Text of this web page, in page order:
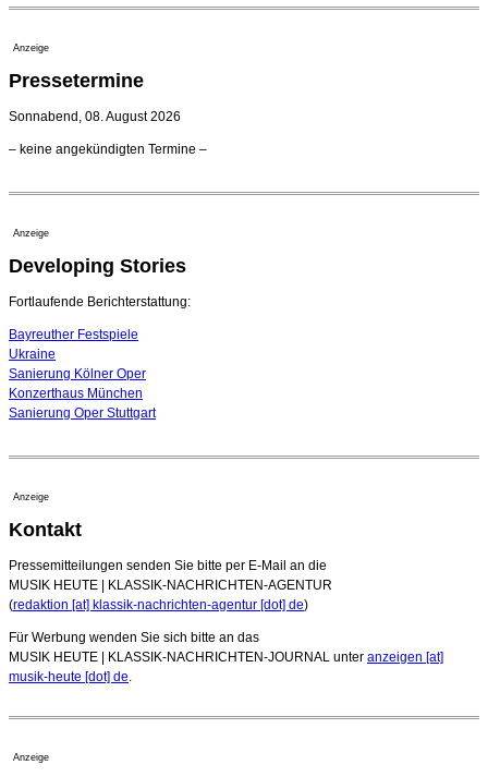
Regensburger Generalmusikdirektor Stefan Veselka
Kammerorchester Heilbronn: Chefdirigent Risto Joost
verlängert bis 2030
Ensemblemitglieder
Dirigent Nicolás Pasquet mit Würth-Preis der
Jeunesses Musicales ausgezeichnet
07. August 2026 - 13:20 Uhr
Anzeige
Pressetermine
Sonnabend, 08. August 2026
– keine angekündigten Termine –
Anzeige
Developing Stories
Fortlaufende Berichterstattung:
Bayreuther Festspiele
Ukraine
Sanierung Kölner Oper
Konzerthaus München
Sanierung Oper Stuttgart
Anzeige
Kontakt
Pressemitteilungen senden Sie bitte per E-Mail an die
MUSIK HEUTE | KLASSIK-NACHRICHTEN-AGENTUR
(redaktion [at] klassik-nachrichten-agentur [dot] de)
Für Werbung wenden Sie sich bitte an das
MUSIK HEUTE | KLASSIK-NACHRICHTEN-JOURNAL unter anzeigen [at]
musik-heute [dot] de
Anzeige